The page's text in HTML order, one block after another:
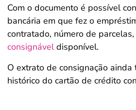
Com o documento é possível
bancária em que fez o
contratado, número de
consignáveldisponível.
O extrato de consignação ainda
histórico do cartão de crédito